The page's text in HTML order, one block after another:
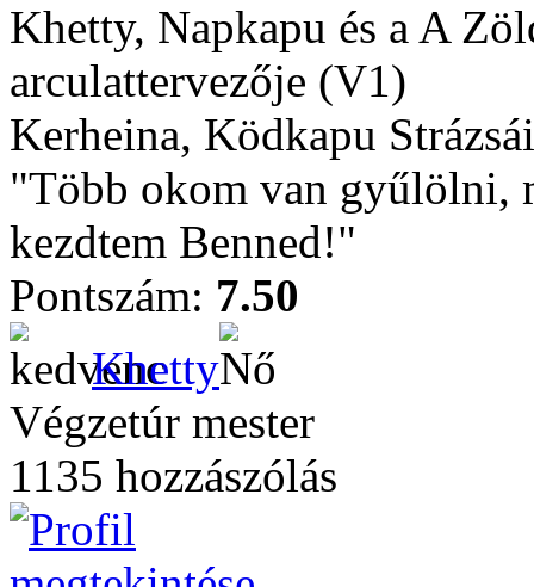
Khetty, Napkapu és a A
arculattervezője (V1)
Kerheina, Ködkapu
"Több okom van gyűlölni,
kezdtem Benned!"
Pontszám: 7.50
Khetty
Végzetúr mester
1135 hozzászólás